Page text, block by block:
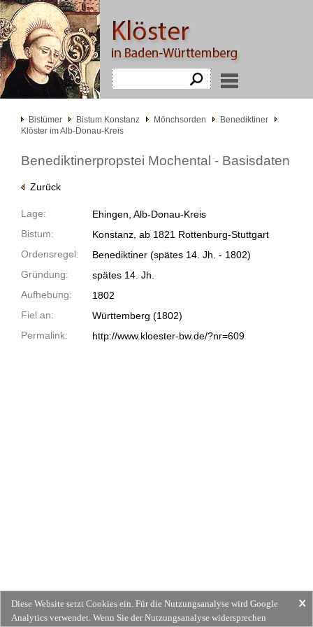
Bistümer Bistum Konstanz Mönchsorden
Benediktiner
Klöster im Alb-Donau-Kreis
Benediktinerpropstei Mochental - Basisdaten
Zurück
Lage:
Ehingen, Alb-Donau-Kreis
Bistum:
Konstanz, ab 1821 Rottenburg-Stuttgart
Ordensregel:
Benediktiner (spätes 14. Jh. - 1802)
Gründung:
spätes 14. Jh.
Aufhebung:
1802
Fiel an:
Württemberg (1802)
Permalink:
http://www.kloester-bw.de/?nr=609
Diese Website setzt Cookies ein. Für die Nutzungsanalyse wird Google
Analytics verwendet. Wenn Sie der Nutzungsanalyse widersprechen